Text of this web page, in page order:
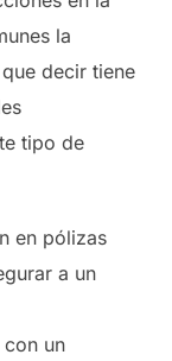
la
decir tiene
tipo de
en pólizas
a un
un